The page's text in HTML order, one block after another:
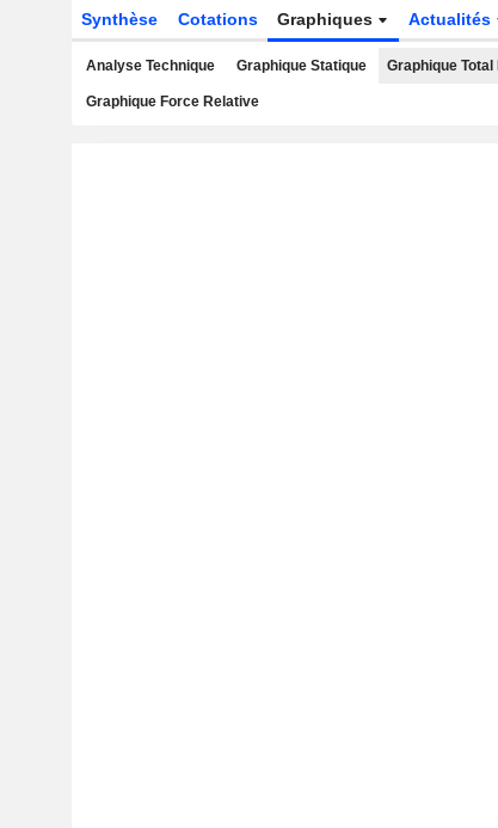
Synthèse Cotations Graphiques Actualités
Analyse Technique Graphique Statique Graphique Total
Graphique Force Relative